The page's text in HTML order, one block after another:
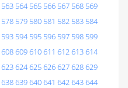
563 564 565 566 567 568 569
578 579 580 581 582 583 584
593 594 595 596 597 598 599
608609610611 612613614
623624625626627628629
638639640641 642643644